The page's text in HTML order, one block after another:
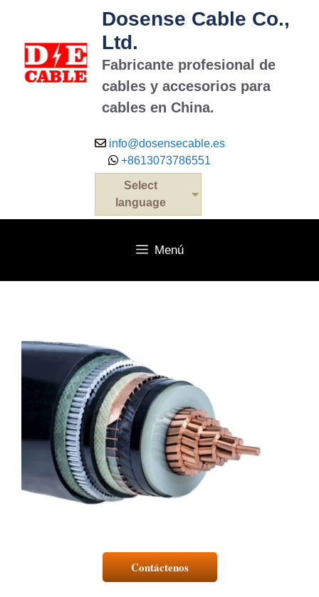
Dosense Cable Co.,
Ltd.
Fabricante profesional de
cables y accesorios para
cables en China.
info@dosensecable.es
+8613073786551
Select
language
Menú
Contáctenos